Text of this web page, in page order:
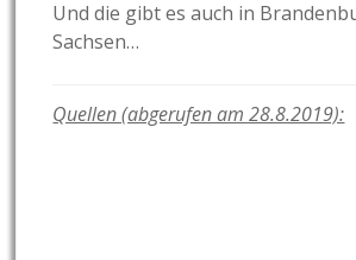
Und die gibt es auch in
Sachsen…
Quellen (abgerufen am 28.8.2019):